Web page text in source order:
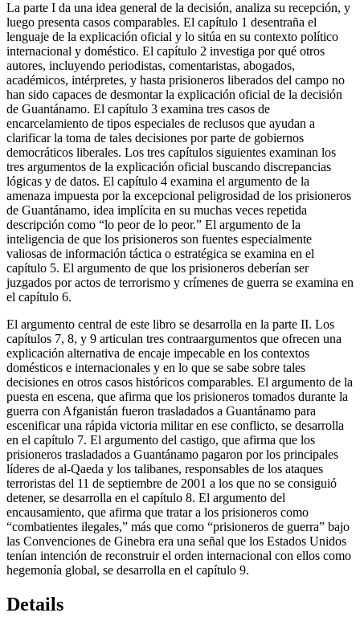
La parte I da una idea general de la decisión, analiza su recepción, y
luego presenta casos comparables. El capítulo 1 desentraña el
lenguaje de la explicación oficial y lo sitúa en su contexto político
internacional y doméstico. El capítulo 2 investiga por qué otros
autores, incluyendo periodistas, comentaristas, abogados,
académicos, intérpretes, y hasta prisioneros liberados del campo no
han sido capaces de desmontar la explicación oficial de la decisión
de Guantánamo. El capítulo 3 examina tres casos de
encarcelamiento de tipos especiales de reclusos que ayudan a
clarificar la toma de tales decisiones por parte de gobiernos
democráticos liberales. Los tres capítulos siguientes examinan los
tres argumentos de la explicación oficial buscando discrepancias
lógicas y de datos. El capítulo 4 examina el argumento de la
amenaza impuesta por la excepcional peligrosidad de los prisioneros
de Guantánamo, idea implícita en su muchas veces repetida
descripción como “lo peor de lo peor.” El argumento de la
inteligencia de que los prisioneros son fuentes especialmente
valiosas de información táctica o estratégica se examina en el
capítulo 5. El argumento de que los prisioneros deberían ser
juzgados por actos de terrorismo y crímenes de guerra se examina en
el capítulo 6.
El argumento central de este libro se desarrolla en la parte II. Los
capítulos 7, 8, y 9 articulan tres contraargumentos que ofrecen una
explicación alternativa de encaje impecable en los contextos
domésticos e internacionales y en lo que se sabe sobre tales
decisiones en otros casos históricos comparables. El argumento de la
puesta en escena, que afirma que los prisioneros tomados durante la
guerra con Afganistán fueron trasladados a Guantánamo para
escenificar una rápida victoria militar en ese conflicto, se desarrolla
en el capítulo 7. El argumento del castigo, que afirma que los
prisioneros trasladados a Guantánamo pagaron por los principales
líderes de al-Qaeda y los talibanes, responsables de los ataques
terroristas del 11 de septiembre de 2001 a los que no se consiguió
detener, se desarrolla en el capítulo 8. El argumento del
encausamiento, que afirma que tratar a los prisioneros como
“combatientes ilegales,” más que como “prisioneros de guerra” bajo
las Convenciones de Ginebra era una señal que los Estados Unidos
tenían intención de reconstruir el orden internacional con ellos como
hegemonía global, se desarrolla en el capítulo 9.
Details